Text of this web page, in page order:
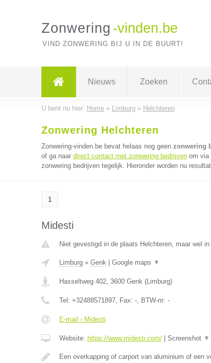
Zonwering -vinden.be
VIND ZONWERING BIJ U IN DE BUURT!
Nieuws Zoeken
U bent nu hier: Home» Limburg» Helchteren
Zonwering Helchteren
Zonwering-vinden.be bevat helaas nog geen zonwering
of ga naar direct contact met zonwering bedrijvenom via
zonwering bedrijven tegelijk. Hieronder worden nu
1
Midesti
Niet gevestigd in de plaats Helchteren, maar wel
Limburg» Genk| Google maps ▼
Hasseltweg 402, 3600 Genk(Limburg)
Tel: +32488571897, Fax: -, BTW-nr: -
E-mail › Midesti
Website: https://www.midesti.com/| Screenshot ▼
Een overkapping of carport van aluminium of een